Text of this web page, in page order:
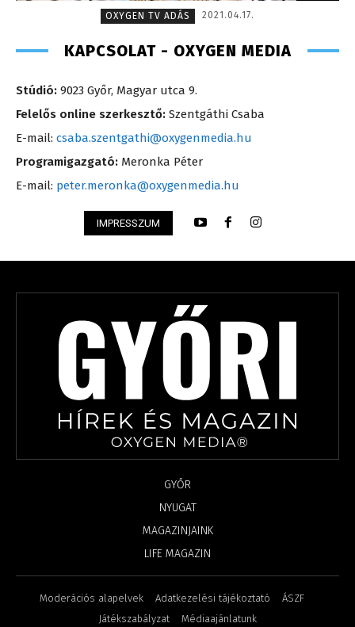
OXYGEN TV ADÁS
2021.04.17.
KAPCSOLAT - OXYGEN MEDIA
Stúdió: 9023 Győr, Magyar utca 9.
Felelős online szerkesztő: Szentgáthi Csaba
E-mail: csaba.szentgathi@oxygenmedia.hu
Programigazgató: Meronka Péter
E-mail: peter.meronka@oxygenmedia.hu
IMPRESSZUM
GYŐR
NYUGAT
MAGAZINJAINK
LIFE MAGAZIN
Moderációs alapelvek Adatkezelési tájékoztató
ÁSZF
Játékszabályzat
Médiaajánlatunk